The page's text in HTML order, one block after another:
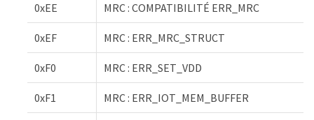
0xEE MRC : COMPATIBILITÉ ERR_MRC
0xEF MRC : ERR_MRC_STRUCT
0xF0 MRC : ERR_SET_VDD
0xF1 MRC : ERR_IOT_MEM_BUFFER